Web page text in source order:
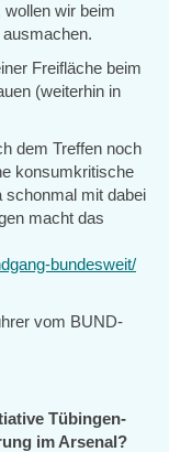
wir beim
ausmachen.
Freifläche beim
(weiterhin in
dem Treffen noch
konsumkritische
schonmal mit dabei
macht das
bundesweit/
vom BUND-
Tübingen-
im Arsenal?